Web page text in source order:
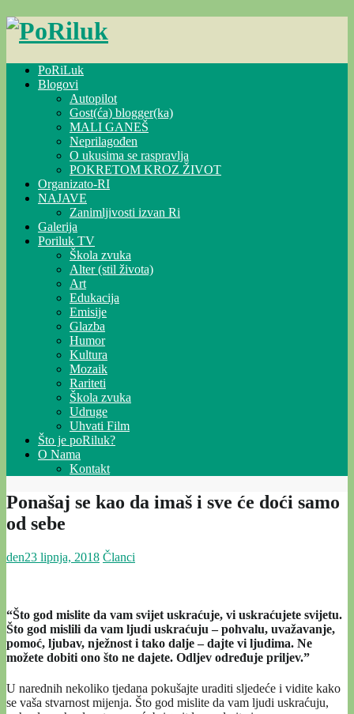
Skip
PoRiLuk
Blogovi
Autopilot
Gost(ća) blogger(ka)
MALI GANEŠ
Neprilagođen
O ukusima se raspravlja
POKRETOM KROZ ŽIVOT
Organizato-RI
NAJAVE
Zanimljivosti izvan Ri
Galerija
Poriluk TV
Škola zvuka
Alter (stil života)
Art
Edukacija
Emisije
Glazba
Humor
Kultura
Mozaik
Rariteti
Škola zvuka
Udruge
Uhvati Film
Što je poRiluk?
O Nama
Kontakt
Ponašaj se kao da imaš i sve će doći samo
od sebe
den23 lipnja, 2018 Članci
“Što god mislite da vam svijet uskraćuje, vi uskraćujete svijetu.
Što god mislili da vam ljudi uskraćuju – pohvalu, uvažavanje,
pomoć, ljubav, nježnost i tako dalje – dajte vi ljudima. Ne
možete dobiti ono što ne dajete. Odljev određuje priljev.”
U narednih nekoliko tjedana pokušajte uraditi sljedeće i vidite kako
se vaša stvarnost mijenja. Što god mislite da vam ljudi uskraćuju,